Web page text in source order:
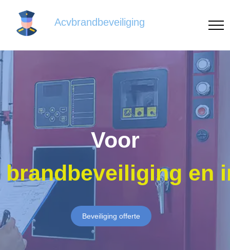
Acvbrandbeveiliging
Voor
brandbeveiliging en
Beveiliging offerte